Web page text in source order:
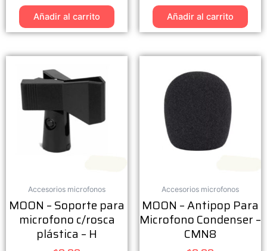
Añadir al carrito Añadir al carrito
Accesorios microfonos
MOON – Soporte para
microfono c/rosca
plástica – H
Accesorios microfonos
MOON – Antipop Para
Microfono Condenser –
CMN8